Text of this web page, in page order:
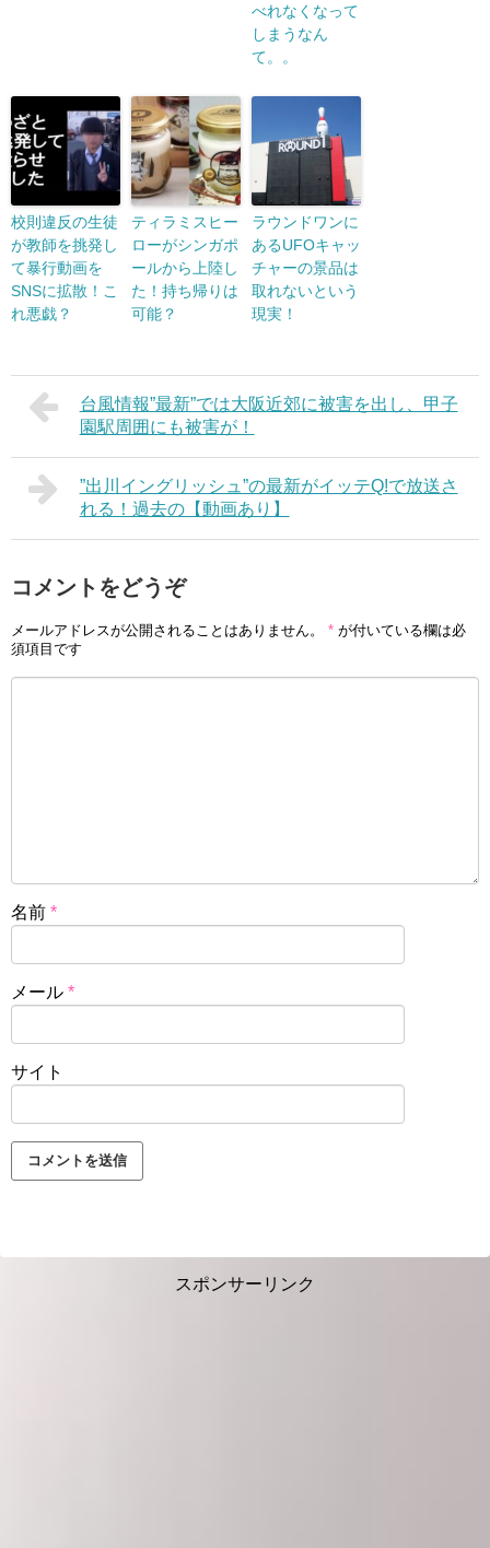
べれなくなって
しまうなん
て。。
校則違反の生徒
が教師を挑発し
て暴行動画を
SNSに拡散！こ
れ悪戯？
ティラミスヒー
ローがシンガポ
ールから上陸し
た！持ち帰りは
可能？
ラウンドワンに
あるUFOキャッ
チャーの景品は
取れないという
現実！
台風情報”最新”では大阪近郊に被害を出し、甲子
園駅周囲にも被害が！
”出川イングリッシュ”の最新がイッテQ!で放送さ
れる！過去の【動画あり】
コメントをどうぞ
メールアドレスが公開されることはありません。 * が付いている欄は必
須項目です
名前 *
メール *
サイト
スポンサーリンク